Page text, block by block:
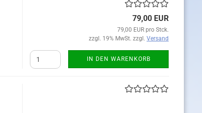
79,00 EUR
79,00 EUR pro Stck.
zzgl. 19% MwSt. zzgl. Versand
IN DEN WARENKORB